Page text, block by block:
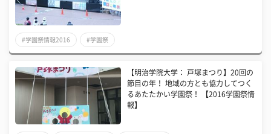
#学園祭情報2016 #学園祭
【明治学院大学： 戸塚まつり】20回の
節目の年！ 地域の方とも協力してつく
るあたたかい学園祭！ 【2016学園祭情
報】